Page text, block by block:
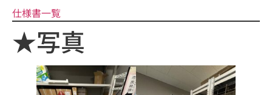
仕様書一覧
★写真